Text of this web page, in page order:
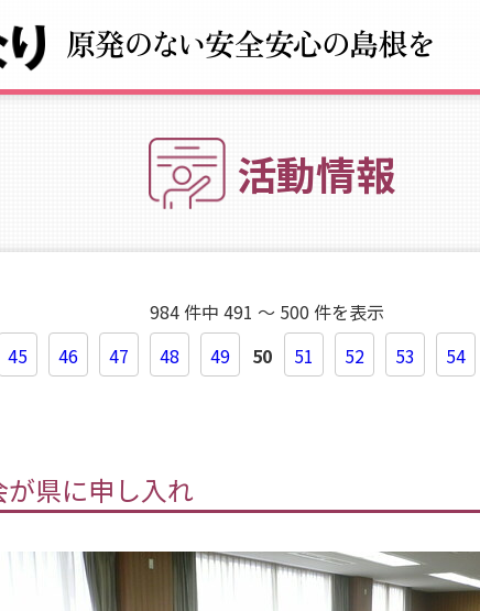
活動情報
984 件中 491 ～ 500 件を表示
45 46 47 48 49 50 51 52 53 54
県に申し入れ